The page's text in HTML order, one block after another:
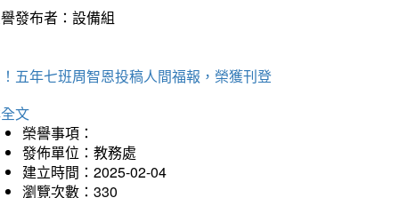
發布者：設備組
五年七班周智恩投稿人間福報，榮獲刊登
文
榮譽事項：
發佈單位：教務處
建立時間：2025-02-04
瀏覽次數：330